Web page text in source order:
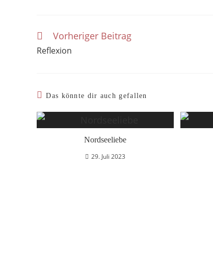
Weitere
ansehen
Vorheriger Beitrag
Reflexion
Das könnte dir auch gefallen
Nordseeliebe
29. Juli 2023